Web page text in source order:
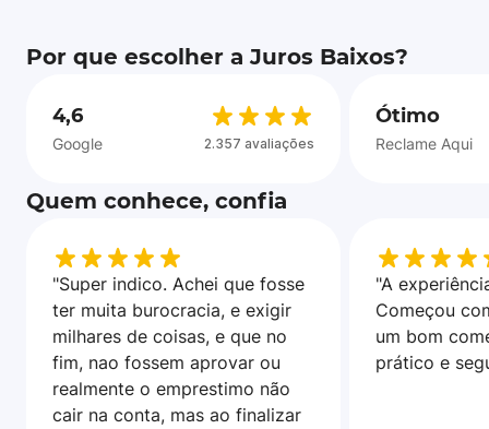
Por que escolher a Juros Baixos?
4,6
Google 2.357 avaliações
Ótimo
Reclame Aqui
Quem conhece, confia
"Super indico. Achei que fosse
ter muita burocracia, e exigir
milhares de coisas, e que no
fim, nao fossem aprovar ou
realmente o emprestimo não
cair na conta, mas ao finalizar
"A
Começou
um bom
prático e